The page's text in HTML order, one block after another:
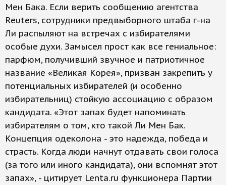
Мен Бака. Если верить сообщению агентства
Reuters, сотрудники предвыборного штаба г-на
Ли распыляют на встречах с избирателями
особые духи. Замысел прост как все гениальное:
парфюм, получивший звучное и патриотичное
название «Великая Корея», призван закрепить у
потенциальных избирателей (и особенно
избирательниц) стойкую ассоциацию с образом
кандидата. «Этот запах будет напоминать
избирателям о том, кто такой Ли Мен Бак.
Концепция одеколона - это надежда, победа и
страсть. Когда люди начнут отдавать свои голоса
(за того или иного кандидата), они вспомнят этот
запах», - цитирует Lenta.ru функционера Партии